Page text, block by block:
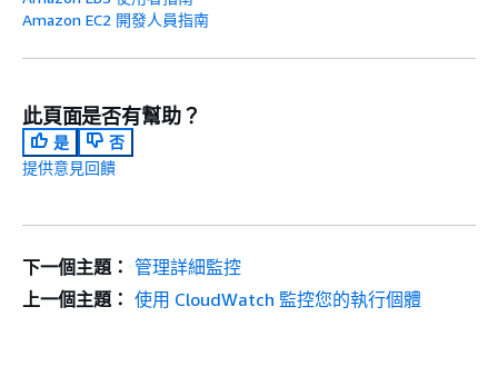
Amazon EC2 開發人員指南
此頁面是否有幫助？
是
否
提供意見回饋
下一個主題： 管理詳細監控
上一個主題： 使用 CloudWatch 監控您的執行個體